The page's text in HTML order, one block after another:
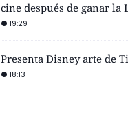
cine después de ganar la
19:29
Presenta Disney arte de
18:13